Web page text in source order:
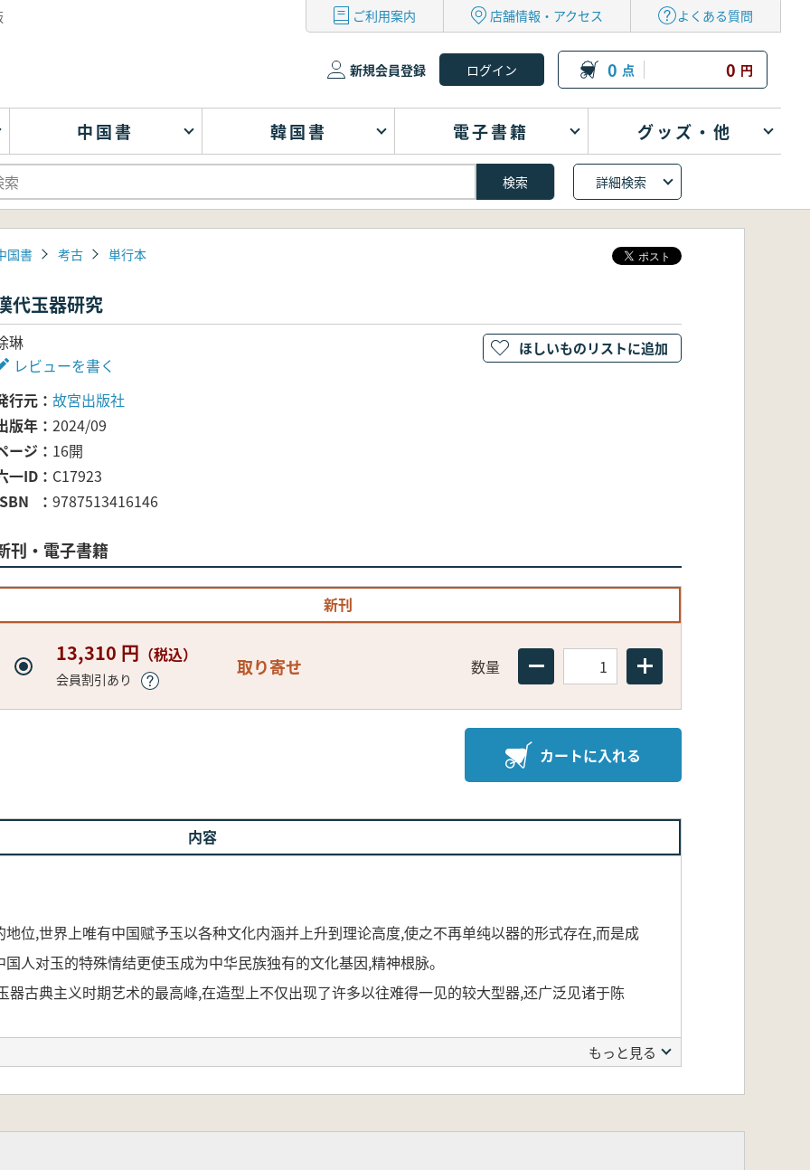
ご利用案内 店舗情報・アクセス よくある質問
新規会員登録 0 点 0 円
中国書 韓国書 電子書籍 グッズ・他
詳細検索
国書 考古 単行本
代玉器研究
琳
レビューを書く
行元
故宮出版社
版年
2024/09
ージ
16開
一ID
C17923
9787513416146
刊・電子書籍
新刊
13,310 円 （税込）
会員割引あり
取り寄せ 数量
カートに入れる
ほしいものリストに追加
内容
位,世界上唯有中国赋予玉以各种文化内涵并上升到理论高度,使之不再单纯以器的形式存在,而是成
人对玉的特殊情结更使玉成为中华民族独有的文化基因,精神根脉。
古典主义时期艺术的最高峰,在造型上不仅出现了许多以往难得一见的较大型器,还广泛见诸于陈
用高浮雕、浅浮雕、镂雕、圆雕、阴刻、镶嵌等各种技法,创造了大批精美的玉器。本书以出土的
もっと見る